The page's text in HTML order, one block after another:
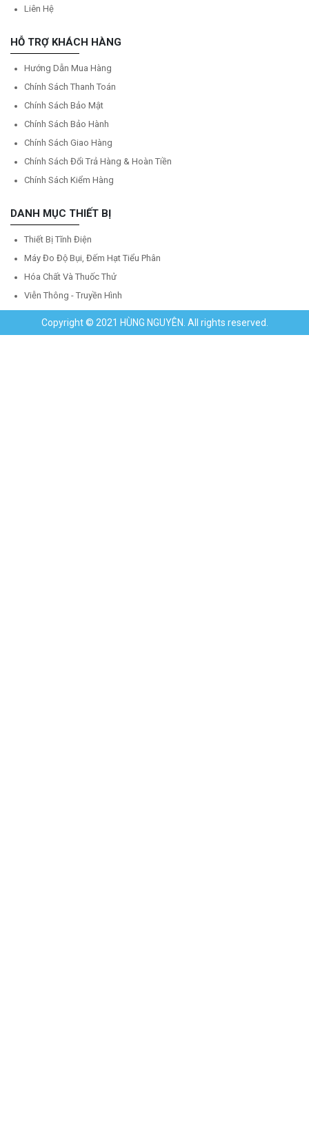
Liên Hệ
HỖ TRỢ KHÁCH HÀNG
Hướng Dẫn Mua Hàng
Chính Sách Thanh Toán
Chính Sách Bảo Mật
Chính Sách Bảo Hành
Chính Sách Giao Hàng
Chính Sách Đổi Trả Hàng & Hoàn Tiền
Chính Sách Kiểm Hàng
DANH MỤC THIẾT BỊ
Thiết Bị Tĩnh Điện
Máy Đo Độ Bụi, Đếm Hạt Tiểu Phân
Hóa Chất Và Thuốc Thử
Viễn Thông - Truyền Hình
Copyright © 2021 HÙNG NGUYÊN. All rights reserved.